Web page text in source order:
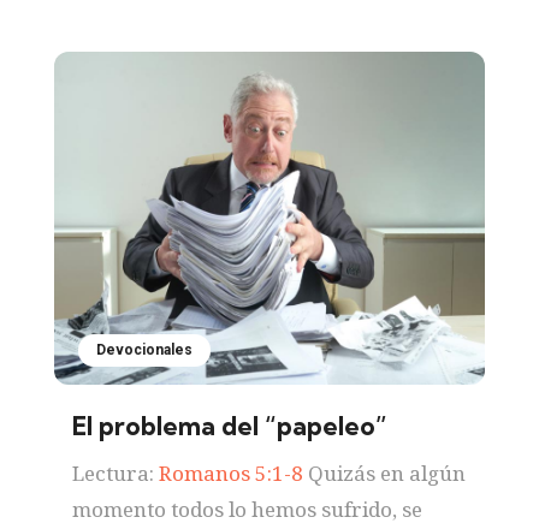
Devocionales
El problema del “papeleo”
Lectura: Romanos 5:1-8 Quizás en algún
momento todos lo hemos sufrido, se